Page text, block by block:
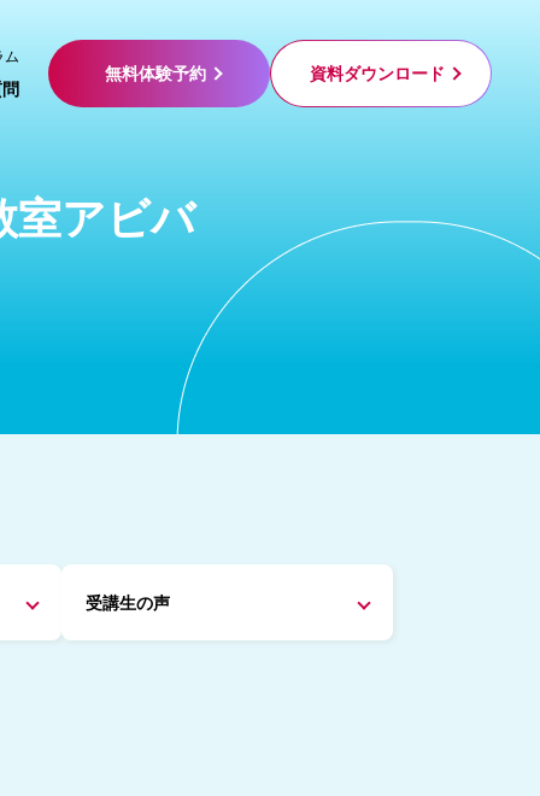
ム
無料体験予約 資料ダウンロード
室アビバ
受講生の声